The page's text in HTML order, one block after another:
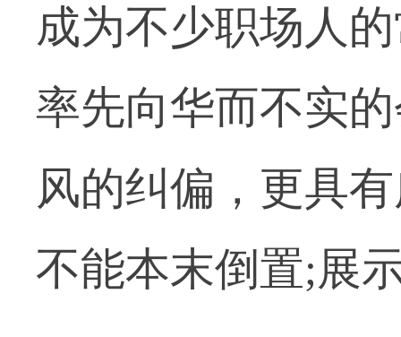
成为不少职场人
率先向华而不实
风的纠偏，更具
不能本末倒置;展